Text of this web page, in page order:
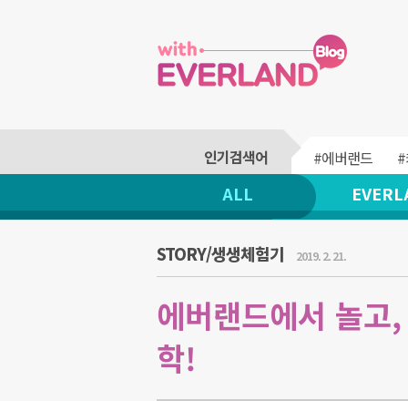
#에버랜드
ALL
STORY/생생체험기 2019. 2. 21.
에버랜드에서 놀
학!